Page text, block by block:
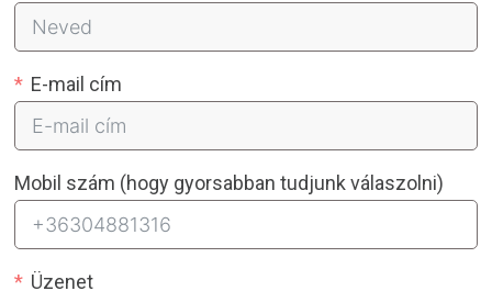
E-mail cím
Mobil szám (hogy gyorsabban tudjunk válaszolni)
Üzenet